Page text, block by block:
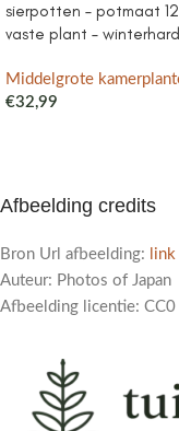
sierpotten – potmaat
vaste plant – winterhard
Middelgrote
€32,99
Afbeelding credits
Bron Url afbeelding:
link
Auteur: Photos of Japan
Afbeelding licentie: CC0